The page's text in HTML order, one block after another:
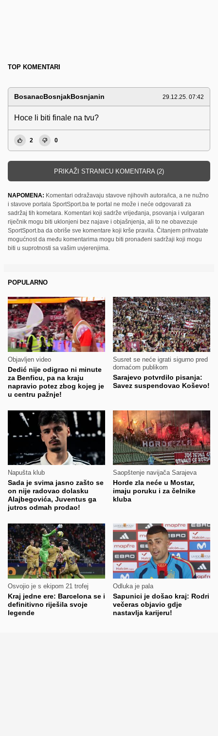
TOP KOMENTARI
BosanacBosnjakBosnjanin 29.12.25. 07:42
Hoce li biti finale na tvu?
2 0
PRIKAŽI STRANICU KOMENTARA (2)
NAPOMENA: Komentari odražavaju stavove njihovih autora/ica, a ne nužno
i stavove portala SportSport.ba te portal ne može i neće odgovarati za
sadržaj tih kometara. Komentari koji sadrže vrijeđanja, psovanja i vulgaran
riječnik mogu biti uklonjeni bez najave i objašnjenja, ali to ne obavezuje
SportSport.ba da obriše sve komentare koji krše pravila. Čitanjem prihvatate
mogućnost da među komentarima mogu biti pronađeni sadržaji koji mogu
biti u suprotnosti sa vašim uvjerenjima.
POPULARNO
Objavljen video
Dedić nije odigrao ni minute
za Benficu, pa na kraju
napravio potez zbog kojeg je
u centru pažnje!
Susret se neće igrati sigurno pred
domaćom publikom
Sarajevo potvrdilo pisanja:
Savez suspendovao Koševo!
Napušta klub
Sada je svima jasno zašto se
on nije radovao dolasku
Alajbegovića, Juventus ga
jutros odmah prodao!
Saopštenje navijača Sarajeva
Horde zla neće u Mostar,
imaju poruku i za čelnike
kluba
Osvojio je s ekipom 21 trofej
Kraj jedne ere: Barcelona se i
definitivno riješila svoje
legende
Odluka je pala
Sapunici je došao kraj: Rodri
večeras objavio gdje
nastavlja karijeru!